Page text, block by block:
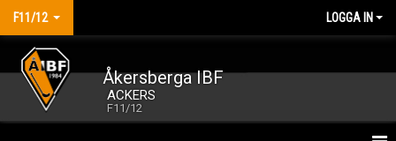
F11/12 LOGGA IN
Åkersberga IBF
ACKERS
F11/12